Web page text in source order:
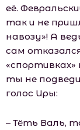
её.
так и не
навозу»! А
сам
«спортивках»
ты не
голос Иры:
– Тёть Валь,